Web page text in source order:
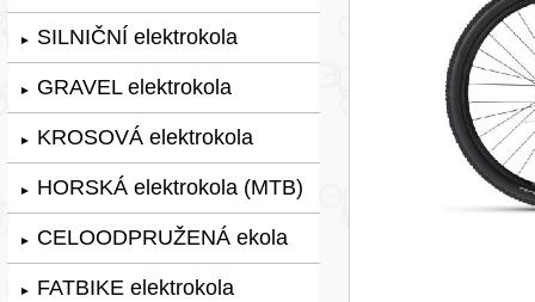
► SILNIČNÍ elektrokola
► GRAVEL elektrokola
► KROSOVÁ elektrokola
► HORSKÁ elektrokola (MTB)
► CELOODPRUŽENÁ ekola
► FATBIKE elektrokola